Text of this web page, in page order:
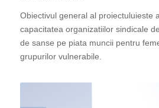
Obiectivul general al proiectuluieste
capacitatea organizatiilor sindicale
de sanse pe piata muncii pentru
grupurilor vulnerabile.